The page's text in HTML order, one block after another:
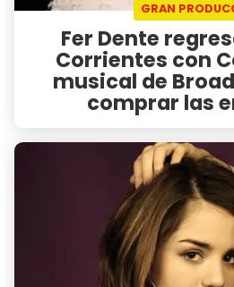
GRAN
Fer Dente
Corrientes con
musical de
comprar las